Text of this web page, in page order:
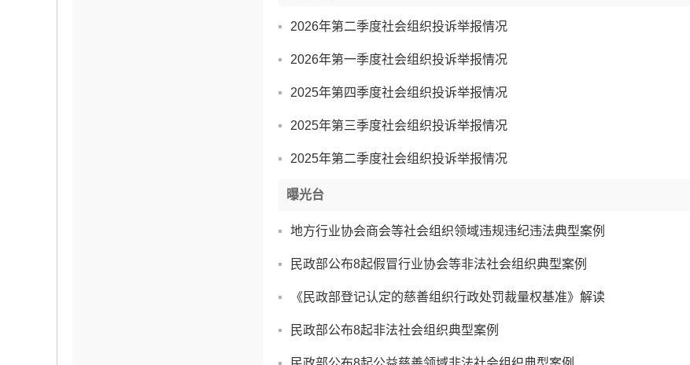
2026年第二季度社会组织投诉举报情况
2026年第一季度社会组织投诉举报情况
2025年第四季度社会组织投诉举报情况
2025年第三季度社会组织投诉举报情况
2025年第二季度社会组织投诉举报情况
曝光台
地方行业协会商会等社会组织领域违规违纪违法典型案例
民政部公布8起假冒行业协会等非法社会组织典型案例
《民政部登记认定的慈善组织行政处罚裁量权基准》解读
民政部公布8起非法社会组织典型案例